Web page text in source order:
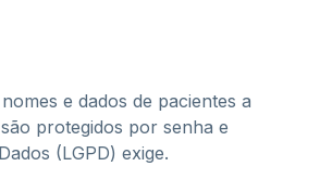
e dados de pacientes a
protegidos por senha e
(LGPD) exige.